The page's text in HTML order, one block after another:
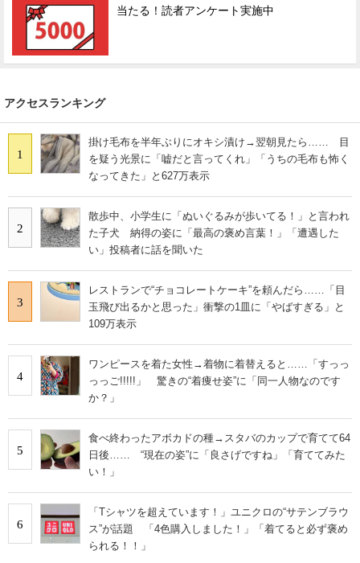
当たる！読者アンケート実施中
アクセスランキング
1
掛け毛布を半年ぶりにオキシ漬け→翌朝見たら…… 目
を疑う光景に「嘘だと言ってくれ」「うちの毛布も怖く
なってきた」と627万表示
2
散歩中、小学生に「ぬいぐるみが歩いてる！」と言われ
た子犬 納得の姿に「最高の褒め言葉！」「遭遇した
い」投稿者に話を聞いた
3
レストランで“チョコレートケーキ”を頼んだら……「目
玉飛び出るかと思った」衝撃の1皿に「やばすぎる」と
109万表示
4
ワンピースを着た女性→着物に着替えると……「すっっ
っっご!!!!!」 驚きの“着痩せ姿”に「同一人物なのです
か？」
5
食べ終わったアボカドの種→スタバのカップで育てて64
日後…… “現在の姿”に「良さげですね」「育ててみた
い！」
6
「Tシャツを超えています！」ユニクロの“サテンブラウ
ス”が話題 「4色購入しました！」「着てると必ず褒め
られる！！」